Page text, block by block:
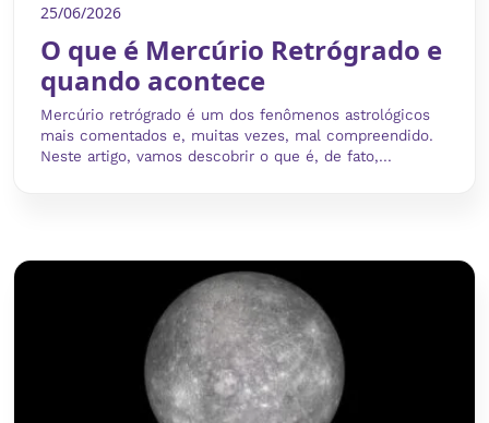
25/06/2026
O que é Mercúrio Retrógrado e
quando acontece
Mercúrio retrógrado é um dos fenômenos astrológicos
mais comentados e, muitas vezes, mal compreendido.
Neste artigo, vamos descobrir o que é, de fato,...